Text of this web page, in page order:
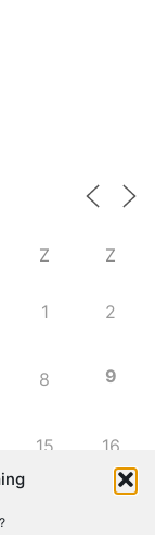
Z Z
1 2
8 9
15 16